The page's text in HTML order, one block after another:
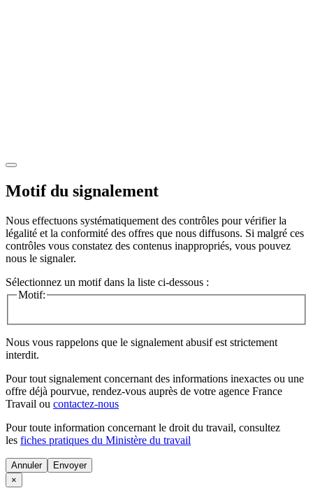
Motif du signalement
Nous effectuons systématiquement des contrôles pour vérifier la
légalité et la conformité des offres que nous diffusons. Si malgré ces
contrôles vous constatez des contenus inappropriés, vous pouvez
nous le signaler.
Sélectionnez un motif dans la liste ci-dessous :
Motif:
Nous vous rappelons que le signalement abusif est strictement
interdit.
Pour tout signalement concernant des informations inexactes ou une
offre déjà pourvue, rendez-vous auprès de votre agence France
Travail ou contactez-nous
Pour toute information concernant le droit du travail, consultez
les fiches pratiques du Ministère du travail
Annuler
×